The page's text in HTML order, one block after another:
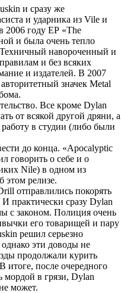
и сразу же
и ударника из Vile и
2006 году ЕР «The
и была очень тепло
Техничный навороченный и
и без всяких
и издателей. В 2007
значек Metal
Все кроме Dylan
от всякой другой дряни, а
в студии (либо были
до конца. «Apocalyptic
говорить о себе и о
Nile) в одном из
этом релизе.
отправлились покорять
практически сразу Dylan
с законом. Полиция очень
его товарищей и пару
решил серьезно
эти доводы не
продолжали курить
итоге, после очередного
в грязи, Dylan
может.